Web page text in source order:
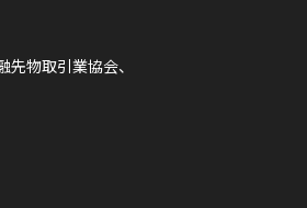
物取引業協会、